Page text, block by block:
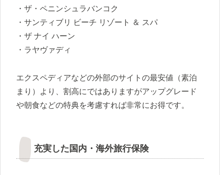
・ザ・ペニンシュラバンコク
・サンティブリ ビーチ リゾート ＆ スパ
・ザ ナイ ハーン
・ラヤヴァディ
エクスペディアなどの外部のサイトの最安値（素泊
まり）より、割高にではありますがアップグレード
や朝食などの特典を考慮すれば非常にお得です。
充実した国内・海外旅行保険